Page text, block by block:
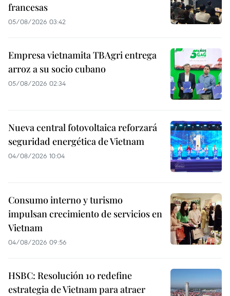
francesas
05/08/2026 03:42
Empresa vietnamita TBAgri entrega
arroz a su socio cubano
05/08/2026 02:34
Nueva central fotovoltaica reforzará
seguridad energética de Vietnam
04/08/2026 10:04
Consumo interno y turismo
impulsan crecimiento de servicios en
Vietnam
04/08/2026 09:56
HSBC: Resolución 10 redefine
estrategia de Vietnam para atraer